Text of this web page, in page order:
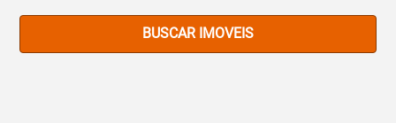
BUSCAR IMOVEIS